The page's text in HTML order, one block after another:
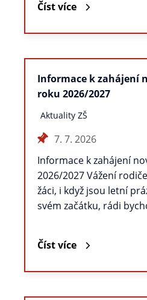
Číst více
Informace k zahájení
roku 2026/2027
Aktuality ZŠ
7. 7. 2026
Informace k zahájení
2026/2027 Vážení
žáci, i když jsou letní
svém začátku, rádi
Číst více